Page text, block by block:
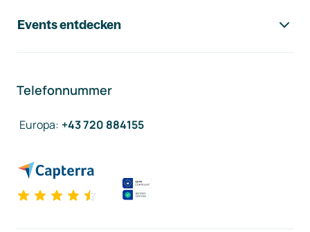
Events entdecken
Telefonnummer
Europa: +43 720 884155